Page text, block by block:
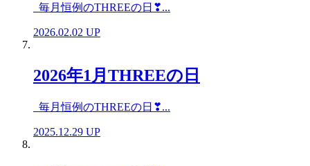
毎月恒例のTHREEの日❣...
2026.02.02 UP
2026年1月THREEの日
毎月恒例のTHREEの日❣...
2025.12.29 UP